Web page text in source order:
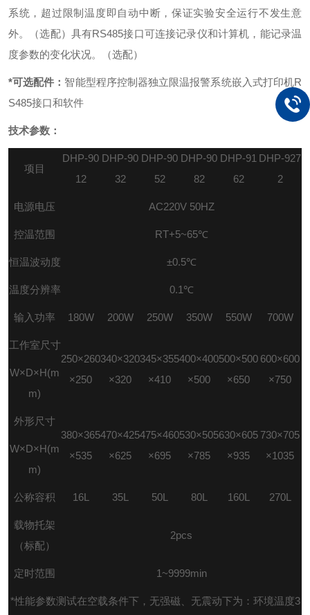
系统，超过限制温度即自动中断，保证实验安全运行不发生意
外。（选配） 具有RS485接口可连接记录仪和计算机，能记录温
度参数的变化状况。（选配）
*可选配件： 智能型程序控制器独立限温报警系统嵌入式打印机R
S485接口和软件
技术参数：
项目
DHP-90
12
DHP-90
32
DHP-90
52
DHP-90
82
DHP-91
62
DHP-927
2
电源电压 AC220V 50HZ
控温范围 RT+5~65℃
恒温波动度 ±0.5℃
温度分辨率 0.1 ℃
输入功率 180W 200W 250W 350W 550W 700W
工作室尺寸
W×D×H(m
m)
250×260
×250
340×320
×320
345×355
×410
400×400
×500
500×500
×650
600×600
×750
外形尺寸
W×D×H(m
m)
380×365
×535
470×425
×625
475×460
×695
530×505
×785
630×605
×935
730×705
×1035
公称容积 16L 35L 50L 80L 160L 270L
载物托架
（标配）
2pcs
定时范围 1~9999min
*性能参数测试在空载条件下，无强磁、无震动下为：环境温度3